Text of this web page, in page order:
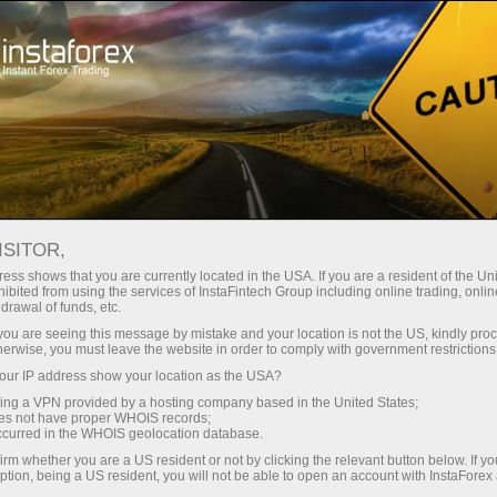
Трейдерам Форекс аналитика
Форекс ТВ
Форекс-ТВ: календарь
Календарь трейдера на 28 марта: В
тарифной игре Трампа победителей не
будет? (oz)
очиш
shows that you are currently located in the USA. If you are a resident of the
from using the services of InstaFintech Group including online trading,
of funds, etc.
are seeing this message by mistake and your location is not the US, kindly
you must leave the website in order to comply with government
IP address show your location as the USA?
a VPN provided by a hosting company based in the United States;
not have proper WHOIS records;
in the WHOIS geolocation database.
whether you are a US resident or not by clicking the relevant button below. If
being a US resident, you will not be able to open an account with InstaForex